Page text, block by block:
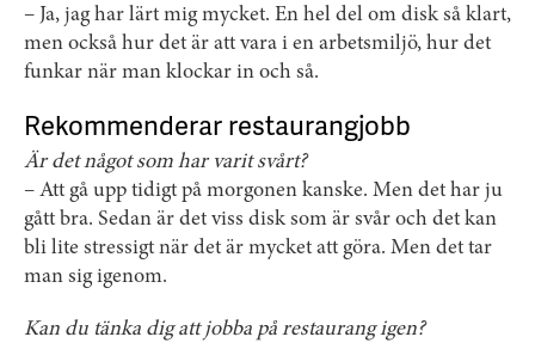
– Ja, jag har lärt mig mycket. En hel del om disk så klart,
men också hur det är att vara i en arbetsmiljö, hur det
funkar när man klockar in och så.
Rekommenderar restaurangjobb
Är det något som har varit svårt?
– Att gå upp tidigt på morgonen kanske. Men det har ju
gått bra. Sedan är det viss disk som är svår och det kan
bli lite stressigt när det är mycket att göra. Men det tar
man sig igenom.
Kan du tänka dig att jobba på restaurang igen?